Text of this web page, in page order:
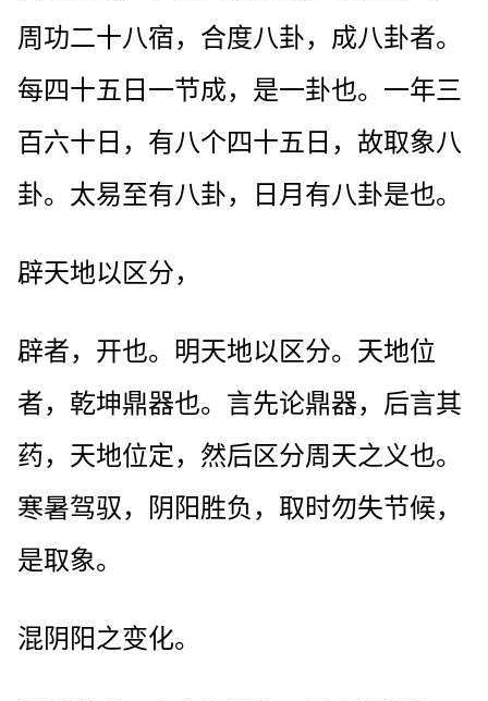
周功二十八宿，合度八卦，成八卦者。
每四十五日一节成，是一卦也。一年三
百六十日，有八个四十五日，故取象八
卦。太易至有八卦，日月有八卦是也。
辟天地以区分，
辟者，开也。明天地以区分。天地位
者，乾坤鼎器也。言先论鼎器，后言其
药，天地位定，然后区分周天之义也。
寒暑驾驭，阴阳胜负，取时勿失节候，
是取象。
混阴阳之变化。